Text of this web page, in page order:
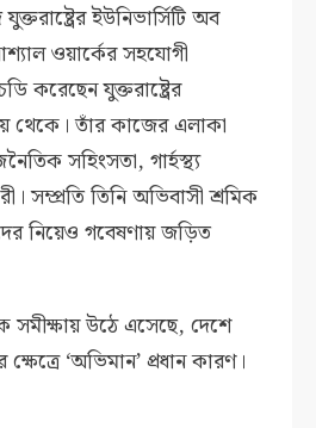
ইউনিভার্সিটি অব
ওয়ার্কের সহযোগী
করেছেন যুক্তরাষ্ট্রের
থেকে। তাঁর কাজের এলাকা
সহিংসতা, গার্হস্থ্য
সম্প্রতি তিনি অভিবাসী শ্রমিক
নিয়েও গবেষণায় জড়িত
উঠে এসেছে, দেশে
ক্ষেত্রে ‘অভিমান’ প্রধান কারণ।